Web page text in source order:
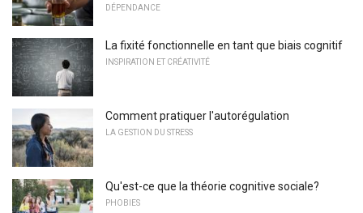
DÉPENDANCE
La fixité fonctionnelle en tant que biais cognitif
INSPIRATION ET CRÉATIVITÉ
Comment pratiquer l'autorégulation
LA GESTION DU STRESS
Qu'est-ce que la théorie cognitive sociale?
PHOBIES